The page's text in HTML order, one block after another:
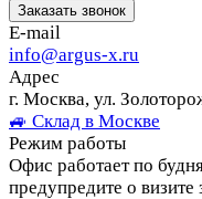
Заказать звонок
E-mail
info@argus-x.ru
Адрес
г. Москва, ул.
🚙 Склад в Москве
Режим работы
Офис работает по
предупредите о визите